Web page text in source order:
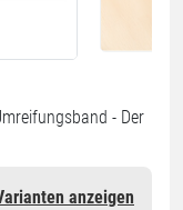
- Der
anzeigen